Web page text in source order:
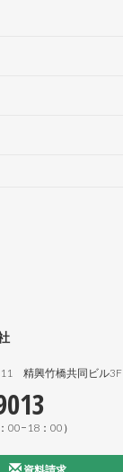
精興竹橋共同ビル3F
00−18：00）